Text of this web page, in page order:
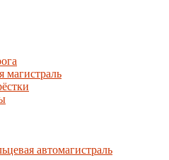
магистраль
автомагистраль